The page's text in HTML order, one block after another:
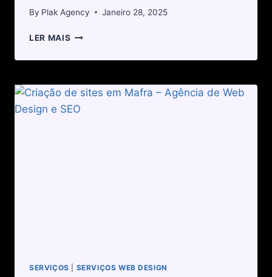
By Plak Agency Janeiro 28, 2025
LER MAIS
SERVIÇOS SERVIÇOS WEB DESIGN